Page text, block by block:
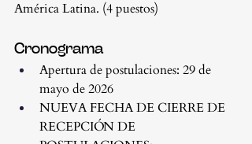
América Latina. (4 puestos)
Cronograma
Apertura de postulaciones: 29 de
mayo de 2026
NUEVA FECHA DE CIERRE DE
RECEPCIÓN DE